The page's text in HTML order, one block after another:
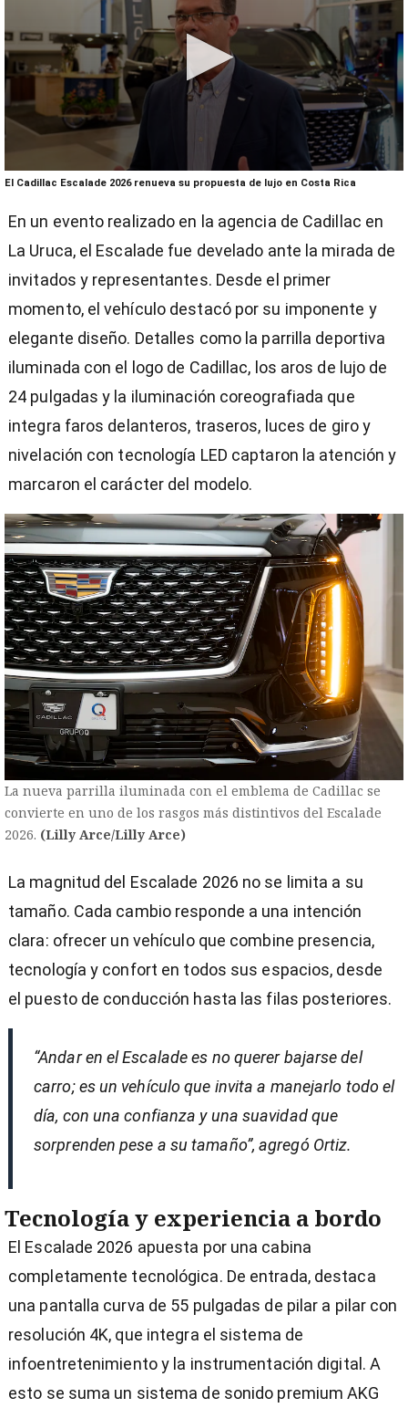
0
seconds
2
23
El Cadillac Escalade 2026 renueva su propuesta de lujo en Costa Rica
En un evento realizado en la agencia de Cadillac en
La Uruca, el Escalade fue develado ante la mirada de
invitados y representantes. Desde el primer
momento, el vehículo destacó por su imponente y
elegante diseño. Detalles como la parrilla deportiva
iluminada con el logo de Cadillac, los aros de lujo de
24 pulgadas y la iluminación coreografiada que
integra faros delanteros, traseros, luces de giro y
nivelación con tecnología LED captaron la atención y
marcaron el carácter del modelo.
La nueva parrilla iluminada con el emblema de Cadillac se
convierte en uno de los rasgos más distintivos del Escalade
2026. (Lilly Arce/Lilly Arce)
La magnitud del Escalade 2026 no se limita a su
tamaño. Cada cambio responde a una intención
clara: ofrecer un vehículo que combine presencia,
tecnología y confort en todos sus espacios, desde
el puesto de conducción hasta las filas posteriores.
“Andar en el Escalade es no querer bajarse del
carro; es un vehículo que invita a manejarlo todo el
día, con una confianza y una suavidad que
sorprenden pese a su tamaño”, agregó Ortiz.
Tecnología y experiencia a bordo
El Escalade 2026 apuesta por una cabina
completamente tecnológica. De entrada, destaca
una pantalla curva de 55 pulgadas de pilar a pilar con
resolución 4K, que integra el sistema de
infoentretenimiento y la instrumentación digital. A
esto se suma un sistema de sonido premium AKG